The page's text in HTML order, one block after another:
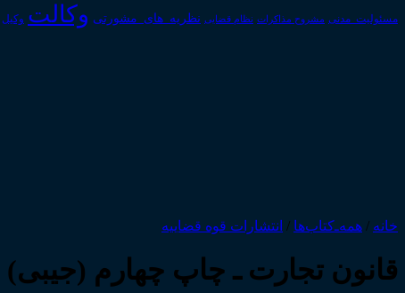
مسئولیت_مدنی مشروح مذاکرات نظام قضایی نظریه_های_مشورتی وکالت وکیل
خانه / همه‌ـ‌کتاب‌ها / انتشارات قوه قضاییه
قانون تجارت ـ چاپ چهارم (جیبی)